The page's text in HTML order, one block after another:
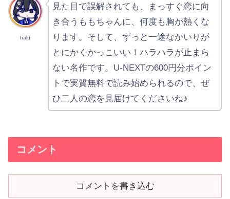
halu
見た目で誤解されても、まっすぐ恋に向
き合うももちゃんに、何度も胸が熱くな
ります。そして、ずっと一途なかいりが
とにかくかっこいい！ハラハラが止まら
ない名作です。U-NEXTの600円分ポイン
トで実質無料で読み始められるので、ぜ
ひ二人の恋を見届けてくださいね♪
コメント
コメントを書き込む